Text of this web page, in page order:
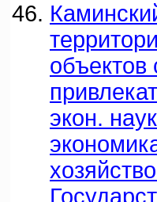
объектов
экон.